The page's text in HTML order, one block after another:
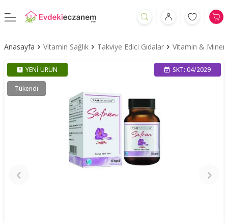
Anasayfa Vitamin Sağlık Takviye Edici Gıdalar Vitamin &
YENI ÜRÜN
Tükendi
SKT: 04/2029